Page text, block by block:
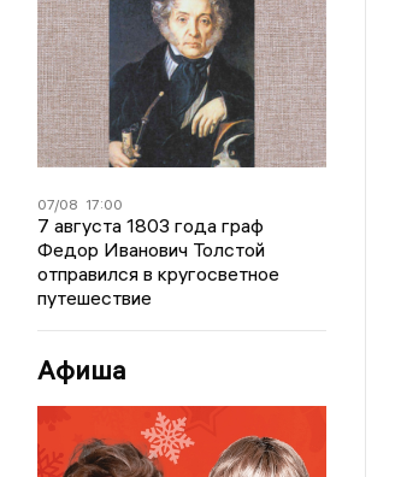
07/08 17:00
7 августа 1803 года граф
Федор Иванович Толстой
отправился в кругосветное
путешествие
Афиша